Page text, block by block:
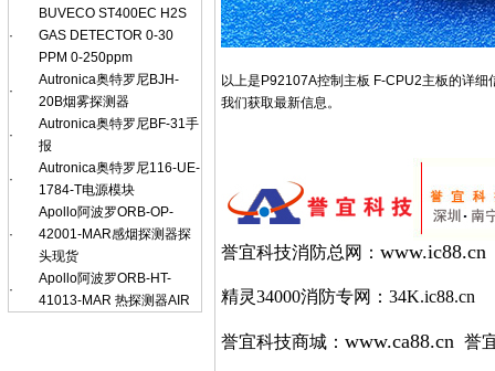
·
BUVECO ST400EC H2S
GAS DETECTOR 0-30
PPM 0-250ppm
·
Autronica奥特罗尼BJH-
20B烟雾探测器
·
Autronica奥特罗尼BF-31手
报
·
Autronica奥特罗尼116-UE-
1784-T电源模块
·
Apollo阿波罗ORB-OP-
42001-MAR感烟探测器探
头现货
·
Apollo阿波罗ORB-HT-
41013-MAR 热探测器AIR
以上是P92107A控制主板 F-CPU2主板的详
我们获取最新信息。
誉宜科技消防总网： www.ic88.cn
精灵34000消防专网：34K.ic88.cn
誉宜科技商城： www.ca88.cn 誉